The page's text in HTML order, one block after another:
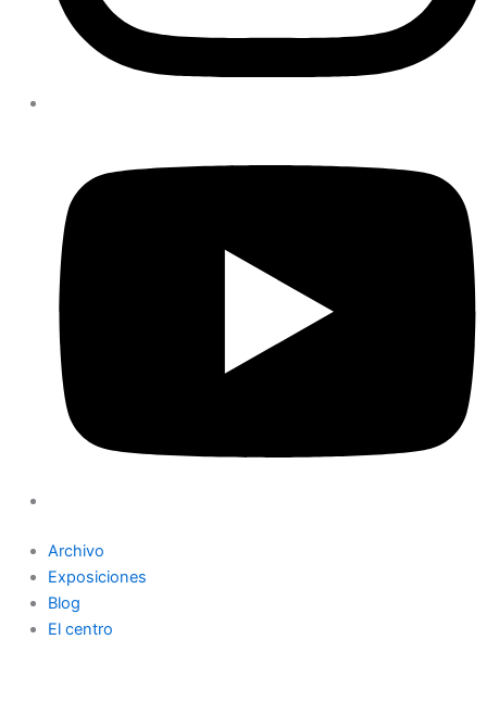
Archivo
Exposiciones
Blog
El centro